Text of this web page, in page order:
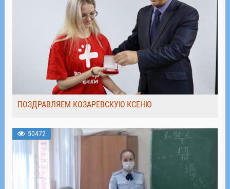
ПОЗДРАВЛЯЕМ КОЗАРЕВСКУЮ КСЕНЮ
50472